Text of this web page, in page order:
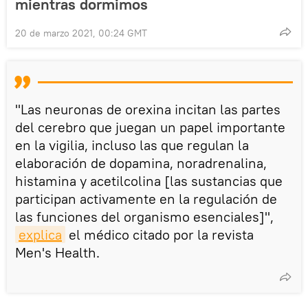
mientras dormimos
20 de marzo 2021, 00:24 GMT
"Las neuronas de orexina incitan las partes
del cerebro que juegan un papel importante
en la vigilia, incluso las que regulan la
elaboración de dopamina, noradrenalina,
histamina y acetilcolina [las sustancias que
participan activamente en la regulación de
las funciones del organismo esenciales]",
explica el médico citado por la revista
Men's Health.